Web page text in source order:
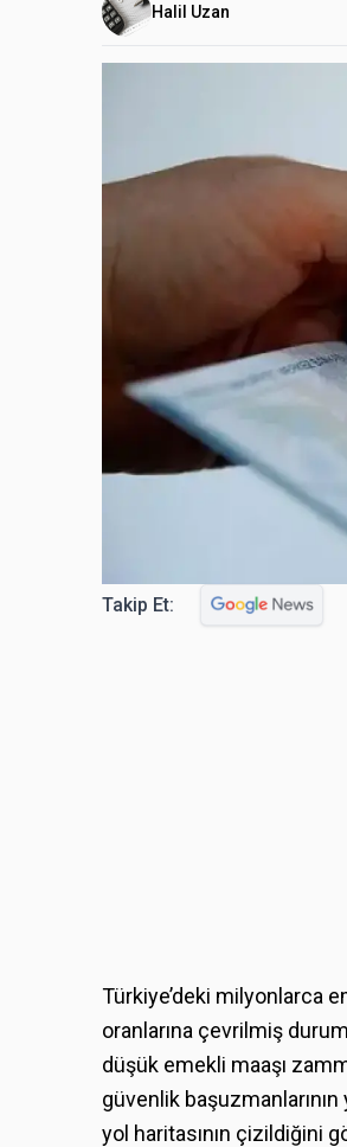
Halil Uzan
Takip Et:
Türkiye’deki milyonlarca
oranlarına çevrilmiş
düşük emekli maaşı
güvenlik
yol haritasının çizildiğini